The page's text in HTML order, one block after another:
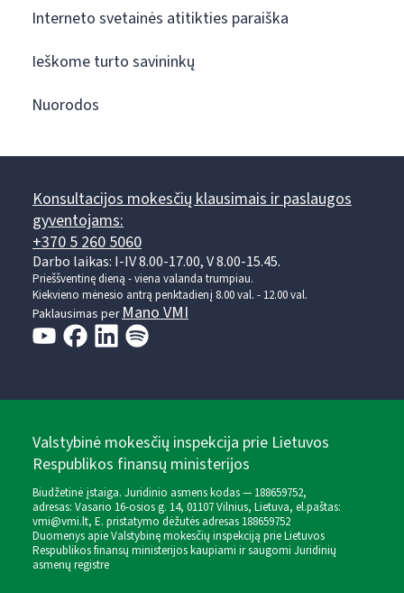
Interneto svetainės atitikties paraiška
Ieškome turto savininkų
Nuorodos
Konsultacijos mokesčių klausimais ir paslaugos
gyventojams:
+370 5 260 5060
Darbo laikas: I-IV 8.00-17.00, V 8.00-15.45.
Prieššventinę dieną - viena valanda trumpiau.
Kiekvieno mėnesio antrą penktadienį 8.00 val. - 12.00 val.
Paklausimas perMano VMI
Valstybinė mokesčių inspekcija prie Lietuvos
Respublikos finansų ministerijos
Biudžetinė įstaiga. Juridinio asmens kodas — 188659752,
adresas: Vasario 16-osios g. 14, 01107 Vilnius, Lietuva, el.paštas:
vmi@vmi.lt, E. pristatymo dėžutės adresas 188659752
Duomenys apie Valstybinę mokesčių inspekciją prie Lietuvos
Respublikos finansų ministerijos kaupiami ir saugomi Juridinių
asmenų registre